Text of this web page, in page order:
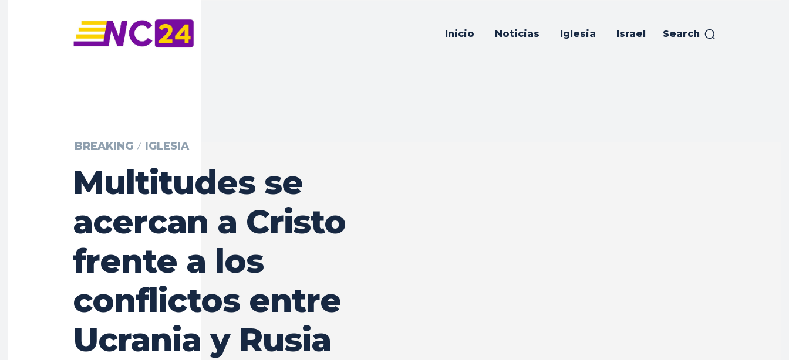
Inicio Noticias Iglesia Israel Search
BREAKING IGLESIA
Multitudes se
acercan a Cristo
frente a los
conflictos entre
Ucrania y Rusia